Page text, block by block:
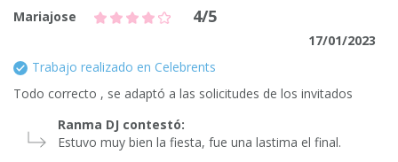
Mariajose 4/5
17/01/2023
Trabajo realizado en Celebrents
Todo correcto , se adaptó a las solicitudes de los invitados
Ranma DJ contestó:
Estuvo muy bien la fiesta, fue una lastima el final.